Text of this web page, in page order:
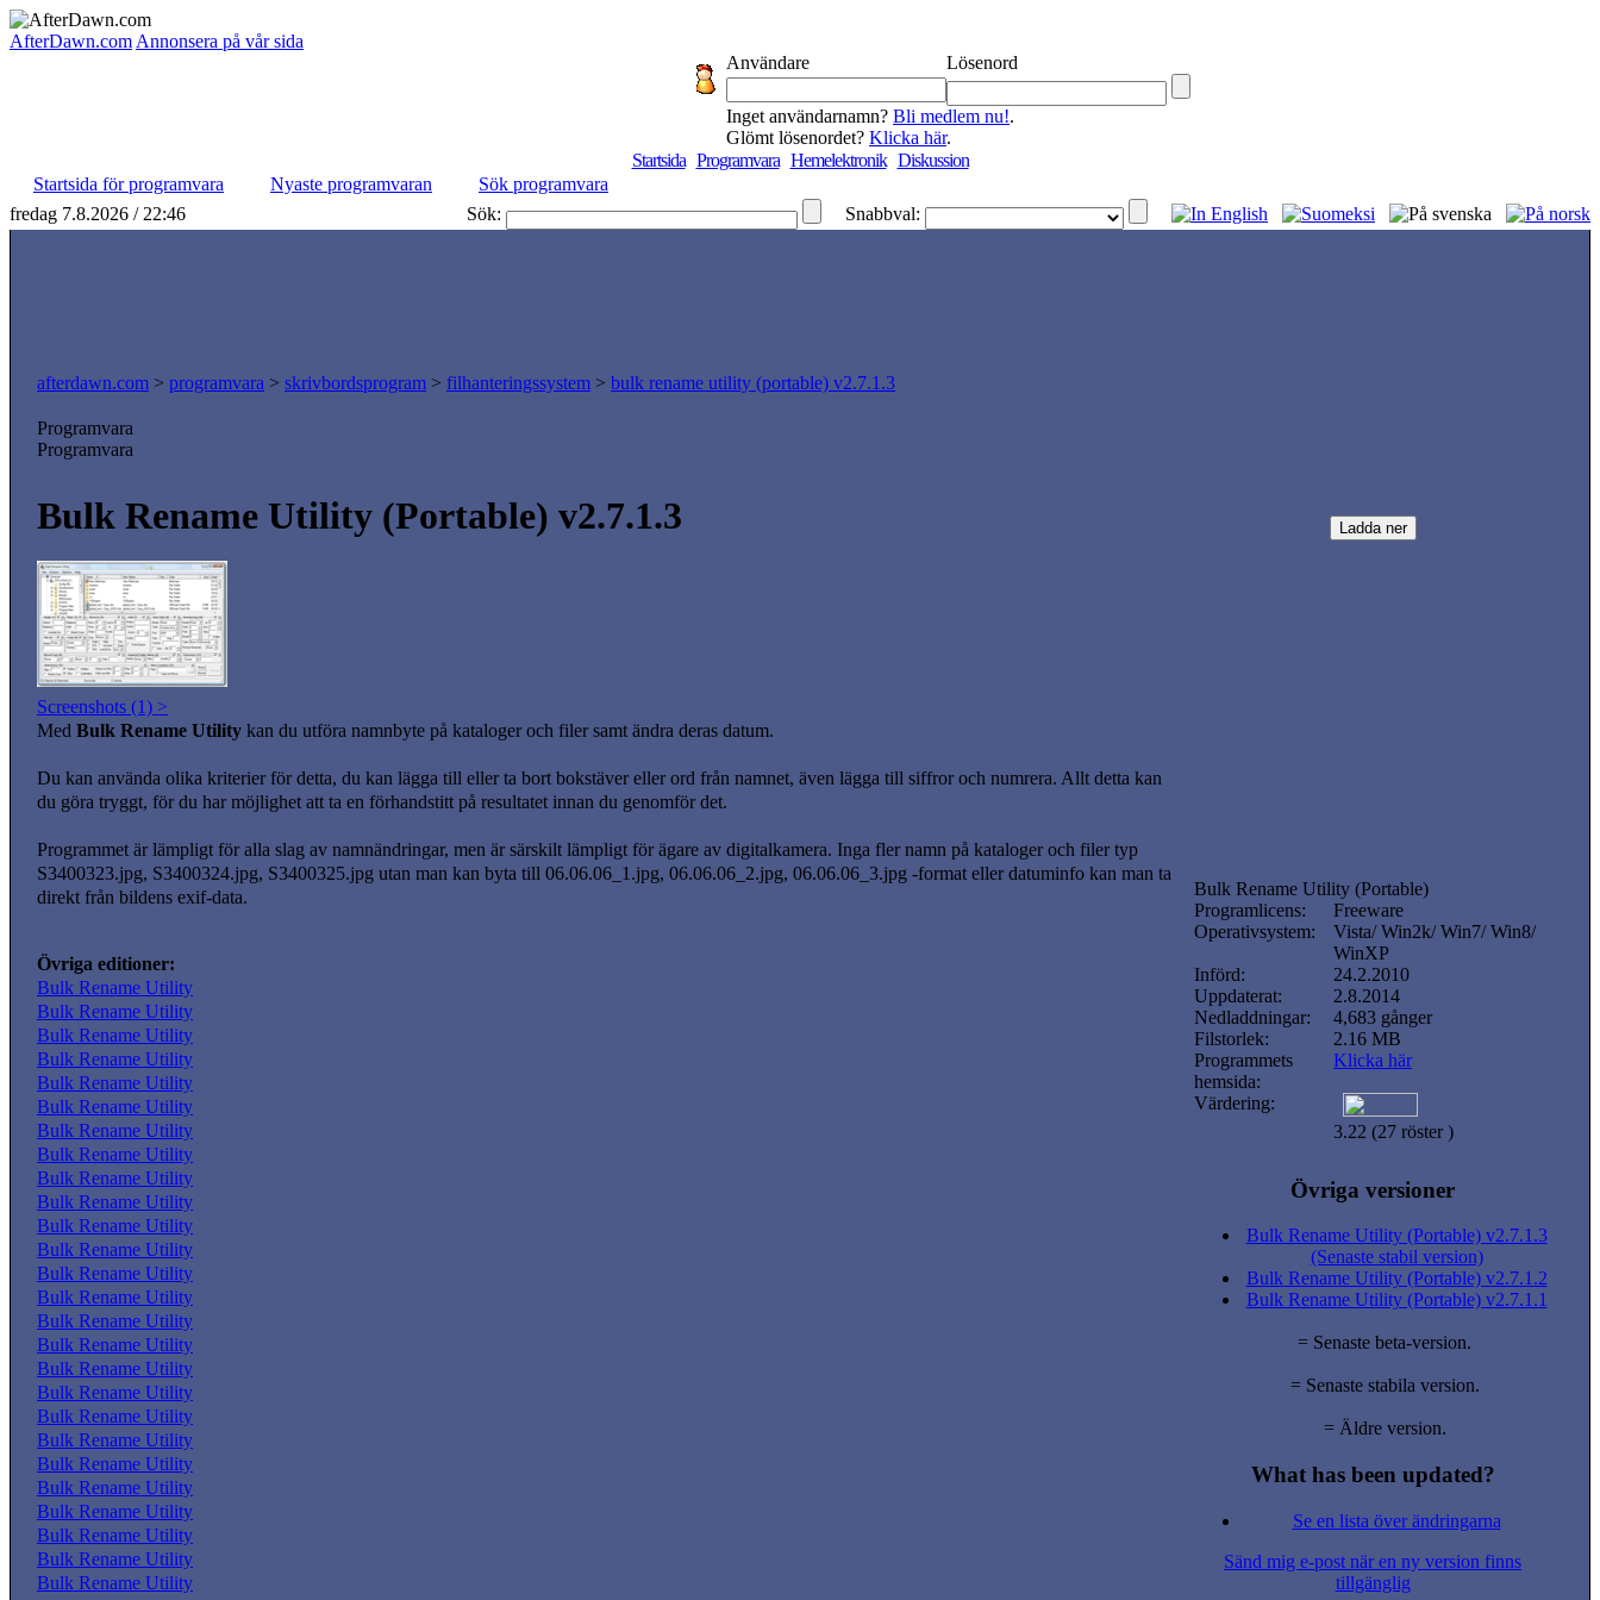
AfterDawn.com Annonsera på vår sida
Användare
Lösenord
Inget användarnamn? Bli medlem nu!.
Glömt lösenordet? Klicka här.
Startsida Programvara Hemelektronik Diskussion
Startsida för programvara
Nyaste programvaran
Sök programvara
fredag 7.8.2026 / 22:46
Sök: Snabbval:
afterdawn.com > programvara > skrivbordsprogram > filhanteringssystem > bulk rename utility (portable) v2.7.1.3
Programvara
Programvara
Bulk Rename Utility (Portable) v2.7.1.3
Screenshots (1) >
Med Bulk Rename Utility kan du utföra namnbyte på kataloger och filer samt ändra deras datum.
Du kan använda olika kriterier för detta, du kan lägga till eller ta bort bokstäver eller ord från namnet, även lägga till siffror och numrera. Allt detta kan
du göra tryggt, för du har möjlighet att ta en förhandstitt på resultatet innan du genomför det.
Programmet är lämpligt för alla slag av namnändringar, men är särskilt lämpligt för ägare av digitalkamera. Inga fler namn på kataloger och filer typ
S3400323.jpg, S3400324.jpg, S3400325.jpg utan man kan byta till 06.06.06_1.jpg, 06.06.06_2.jpg, 06.06.06_3.jpg -format eller datuminfo kan man ta
direkt från bildens exif-data.
Övriga editioner:
Bulk Rename Utility
Bulk Rename Utility
Bulk Rename Utility
Bulk Rename Utility
Bulk Rename Utility
Bulk Rename Utility
Bulk Rename Utility
Bulk Rename Utility
Bulk Rename Utility
Bulk Rename Utility
Bulk Rename Utility
Bulk Rename Utility
Bulk Rename Utility
Bulk Rename Utility
Bulk Rename Utility
Bulk Rename Utility
Bulk Rename Utility
Bulk Rename Utility
Bulk Rename Utility
Bulk Rename Utility
Bulk Rename Utility
Bulk Rename Utility
Bulk Rename Utility
Bulk Rename Utility
Bulk Rename Utility
Bulk Rename Utility
Bulk Rename Utility (Portable)
Programlicens:
Freeware
Operativsystem:
Vista/ Win2k/ Win7/ Win8/
WinXP
Införd:
24.2.2010
Uppdaterat:
2.8.2014
Nedladdningar:
4,683 gånger
Filstorlek:
2.16 MB
Programmets
hemsida:
Klicka här
Värdering:
3.22 (27 röster )
Övriga versioner
Bulk Rename Utility (Portable) v2.7.1.3
(Senaste stabil version)
Bulk Rename Utility (Portable) v2.7.1.2
Bulk Rename Utility (Portable) v2.7.1.1
= Senaste beta-version.
= Senaste stabila version.
= Äldre version.
What has been updated?
Se en lista över ändringarna
Sänd mig e-post när en ny version finns
tillgänglig